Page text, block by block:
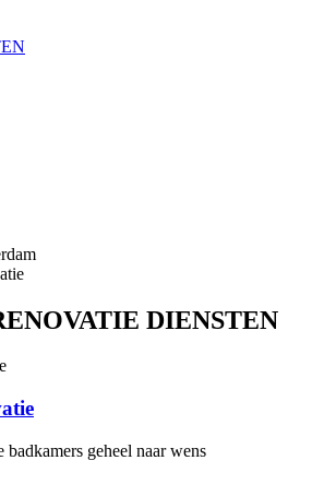
DIENSTEN
geheel naar wens